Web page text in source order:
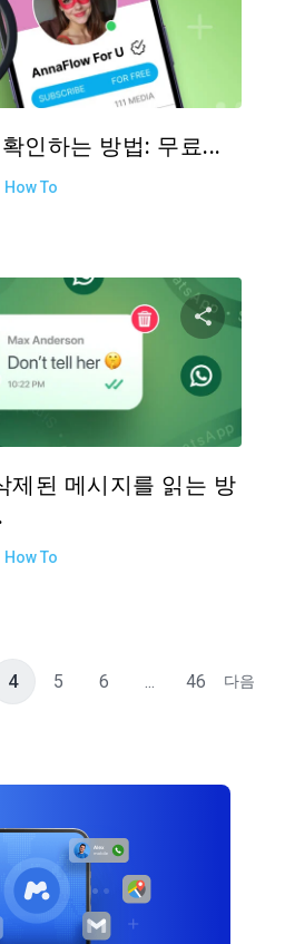
인하는 방법: 무료...
How To
이 기
제된 메시지를 읽는 방
How To
4 5 6 ... 46 다음